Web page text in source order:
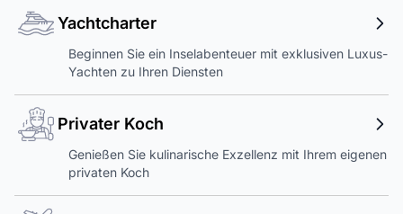
Yachtcharter
Beginnen Sie ein Inselabenteuer mit exklusiven Luxus-
Yachten zu Ihren Diensten
Privater Koch
Genießen Sie kulinarische Exzellenz mit Ihrem eigenen
privaten Koch